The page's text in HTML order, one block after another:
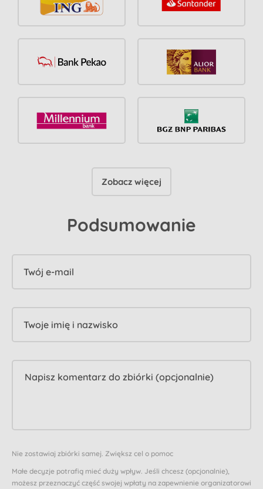
Zobacz więcej
Podsumowanie
Twój e-mail
Twoje imię i nazwisko
Nie zostawiaj zbiórki samej. Zwiększ cel o pomoc
Małe decyzje potrafią mieć duży wpływ. Jeśli chcesz (opcjonalnie),
możesz przeznaczyć część swojej wpłaty na zapewnienie organizatorowi